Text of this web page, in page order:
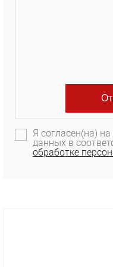
Я согласен(на)
данных в
обработке